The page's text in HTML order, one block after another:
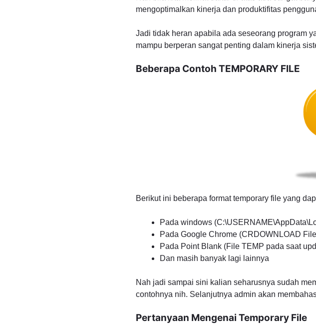
mengoptimalkan kinerja dan produktifitas
Jadi tidak heran apabila ada seseorang program
mampu berperan sangat penting dalam kinerja
Beberapa Contoh TEMPORARY FILE
Berikut ini beberapa format temporary file yang
Pada windows
Pada Google Chrome (CRDOWNLOAD
Pada Point Blank (File TEMP pada saat
Dan masih banyak lagi lainnya
Nah jadi sampai sini kalian seharusnya sudah
contohnya nih. Selanjutnya admin akan
Pertanyaan Mengenai Temporary File